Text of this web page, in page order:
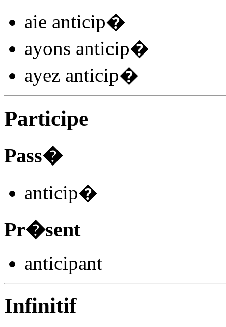
aie anticip�
ayons anticip�
ayez anticip�
Participe
Pass�
anticip�
Pr�sent
anticipant
Infinitif